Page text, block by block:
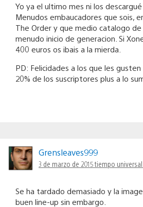
Yo ya el ultimo mes ni los
Menudos embaucadores que sois,
The Order y que medio catalogo de
menudo inicio de generacion. Si
400 euros os ibais a la mierda.
PD: Felicidades a los que les
20% de los suscriptores plus a lo
Grensleaves999
3 de marzo de 2015 tiempo
Se ha tardado demasiado y la
buen line-up sin embargo.